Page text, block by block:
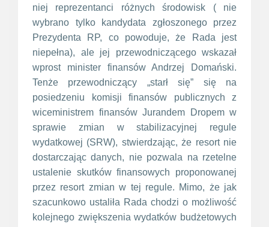
niej reprezentanci różnych środowisk ( nie
wybrano tylko kandydata zgłoszonego przez
Prezydenta RP, co powoduje, że Rada jest
niepełna), ale jej przewodniczącego wskazał
wprost minister finansów Andrzej Domański.
Tenże przewodniczący „starł się” się na
posiedzeniu komisji finansów publicznych z
wiceministrem finansów Jurandem Dropem w
sprawie zmian w stabilizacyjnej regule
wydatkowej (SRW), stwierdzając, że resort nie
dostarczając danych, nie pozwala na rzetelne
ustalenie skutków finansowych proponowanej
przez resort zmian w tej regule. Mimo, że jak
szacunkowo ustaliła Rada chodzi o możliwość
kolejnego zwiększenia wydatków budżetowych